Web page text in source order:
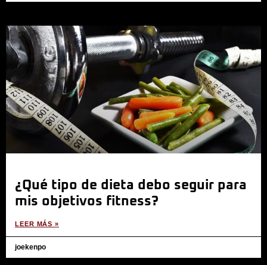
¿Qué tipo de dieta debo seguir para
mis objetivos fitness?
LEER MÁS »
joekenpo